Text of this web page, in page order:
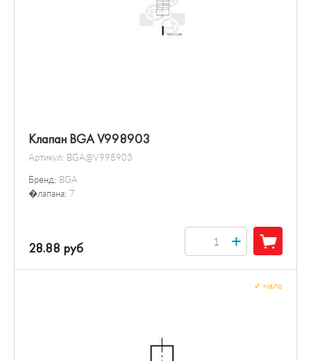
Клапан BGA V998903
Артикул: BGA@V998903
Бренд: BGA
�лапана: 7
28.88 руб +
мало